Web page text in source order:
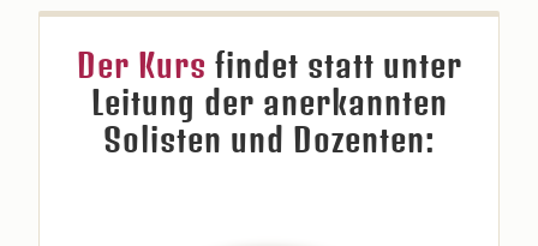
Der Kurs findet statt unter
Leitung der anerkannten
Solisten und Dozenten: